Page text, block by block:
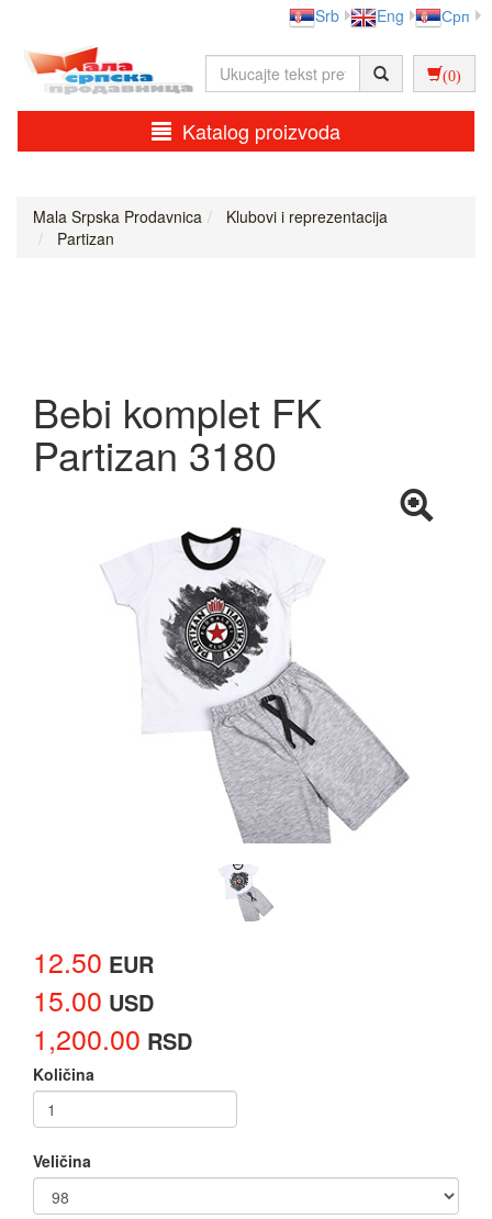
Srb Eng Срп
(0)
Katalog proizvoda
Mala Srpska Prodavnica
Klubovi i reprezentacija
Partizan
Bebi komplet FK
Partizan 3180
12.50 EUR
15.00 USD
1,200.00 RSD
Količina
Veličina